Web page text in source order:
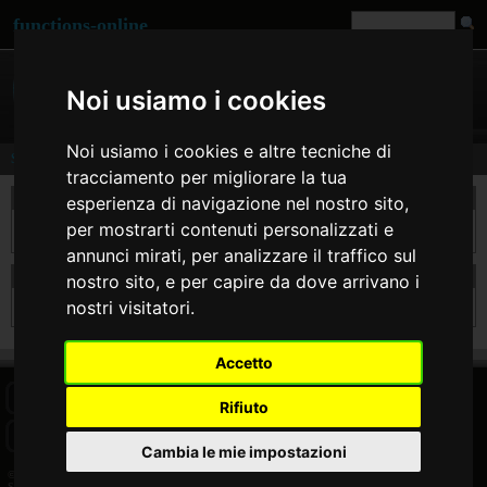
Noi usiamo i cookies
Noi usiamo i cookies e altre tecniche di
tracciamento per migliorare la tua
esperienza di navigazione nel nostro sito,
per mostrarti contenuti personalizzati e
annunci mirati, per analizzare il traffico sul
nostro sito, e per capire da dove arrivano i
nostri visitatori.
Accetto
Rifiuto
Cambia le mie impostazioni
functions-online
Search
take a search
search results for mbom
Sorry but for this searchterm there are no results.
SITEMAP IMPRINT COOKIE CONSENT
© 2026 Jan Bogutzki | PHP 7.3.27